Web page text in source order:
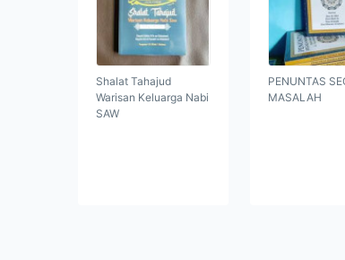
Shalat Tahajud
Warisan Keluarga Nabi
SAW
PENUNTAS
MASALAH